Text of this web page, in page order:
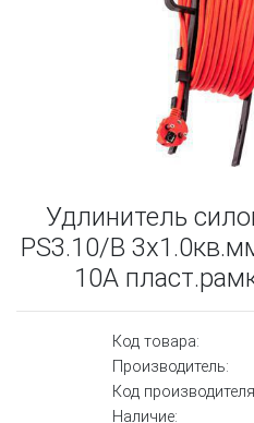
Удлинитель
PS3.10/B
10A
Код товара:
Производитель:
Код
Наличие: